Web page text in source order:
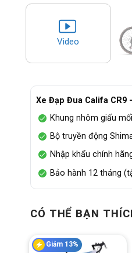
Video
Xe Đạp Đua Califa CR9
Khung nhôm giấu
Bộ truyền động
Nhập khẩu chính
Bảo hành 12 tháng
CÓ THỂ BẠN
Giảm 13%